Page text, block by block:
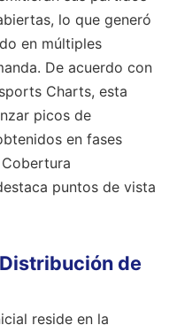
lo que generó
en múltiples
De acuerdo con
Charts, esta
picos de
en fases
Cobertura
puntos de vista
de
reside en la